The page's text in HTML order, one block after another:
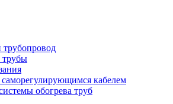
трубы
кабелем
обогрева труб